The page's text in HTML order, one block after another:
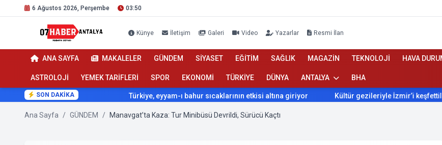
6 Ağustos 2026, Perşembe 03:50
Künye İletişim Galeri Video Yazarlar Resmi İlan
ANA SAYFA MAKALELER GÜNDEM SİYASET EĞİTİM SAĞLIK MAGAZİN TEKNOLOJİ HAVA
ASTROLOJİ YEMEK TARİFLERİ SPOR EKONOMİ TÜRKİYE DÜNYA ANTALYA BHA
SON DAKİKA Türkiye, eyyam-ı bahur sıcaklarının etkisi altına giriyor Kültür gezileriyle İzmir’i keşfettiler
Ana Sayfa / GÜNDEM / Manavgat’ta Kaza: Tur Minibüsü Devrildi, Sürücü Kaçtı